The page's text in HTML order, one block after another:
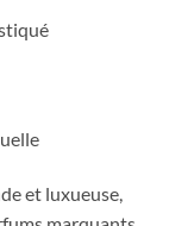
et luxueuse,